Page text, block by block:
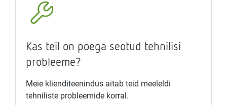
Kas teil on poega seotud tehnilisi
probleeme?
Meie klienditeenindus aitab teid meeleldi
tehniliste probleemide korral.